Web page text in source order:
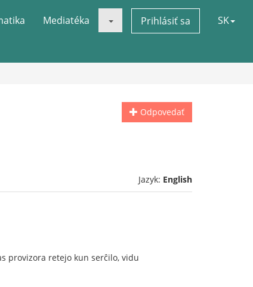
Mediatéka Prihlásiť sa SK
Odpovedať
Jazyk: English
provizora retejo kun serĉilo, vidu